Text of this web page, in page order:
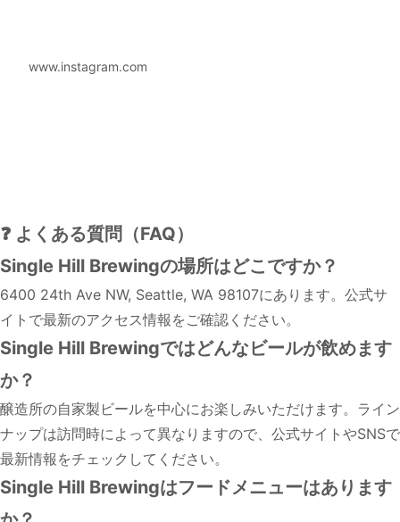
www.instagram.com
❓ よくある質問（FAQ）
Single Hill Brewingの場所はどこですか？
6400 24th Ave NW, Seattle, WA 98107にあります。公式サ
イトで最新のアクセス情報をご確認ください。
Single Hill Brewingではどんなビールが飲めます
か？
醸造所の自家製ビールを中心にお楽しみいただけます。ライン
ナップは訪問時によって異なりますので、公式サイトやSNSで
最新情報をチェックしてください。
Single Hill Brewingはフードメニューはあります